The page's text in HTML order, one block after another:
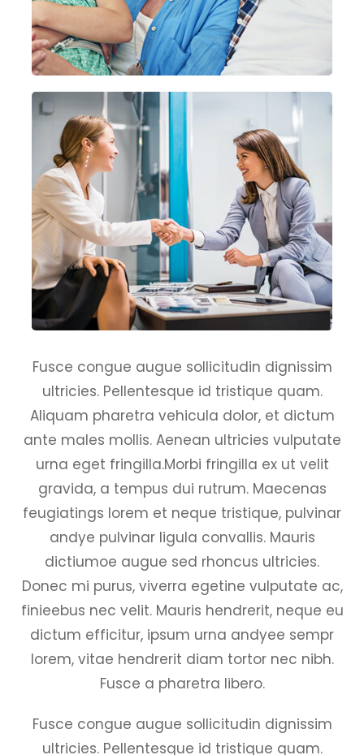
Fusce congue augue sollicitudin dignissim
ultricies. Pellentesque id tristique quam.
Aliquam pharetra vehicula dolor, et dictum
ante males mollis. Aenean ultricies vulputate
urna eget fringilla.Morbi fringilla ex ut velit
gravida, a tempus dui rutrum. Maecenas
feugiatings lorem et neque tristique, pulvinar
andye pulvinar ligula convallis. Mauris
dictiumoe augue sed rhoncus ultricies.
Donec mi purus, viverra egetine vulputate ac,
finieebus nec velit. Mauris hendrerit, neque eu
dictum efficitur, ipsum urna andyee sempr
lorem, vitae hendrerit diam tortor nec nibh.
Fusce a pharetra libero.
Fusce congue augue sollicitudin dignissim
ultricies. Pellentesque id tristique quam.